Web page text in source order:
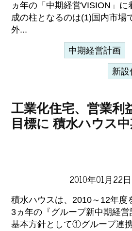
ヵ年の「中期経営VISION」
成の柱となるのは(1)国内市場
外...
中期経営計画
新設
工業化住宅、営業利
目標に 積水ハウス
2010年01月22
積水ハウスは、2010～12年度
3ヵ年の『グループ新中期経営
基本方針として①グループ連